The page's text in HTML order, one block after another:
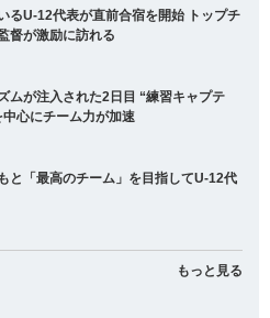
るU-12代表が直前合宿を開始 トップチ
督が激励に訪れる
ムが注入された2日目 “練習キャプテ
心にチーム力が加速
と「最高のチーム」を目指してU-12代
もっと見る